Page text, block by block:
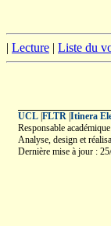
| Lecture | Liste du
UCL| FLTR| Itinera
Responsable
Analyse, design et
Dernière mise à jour :